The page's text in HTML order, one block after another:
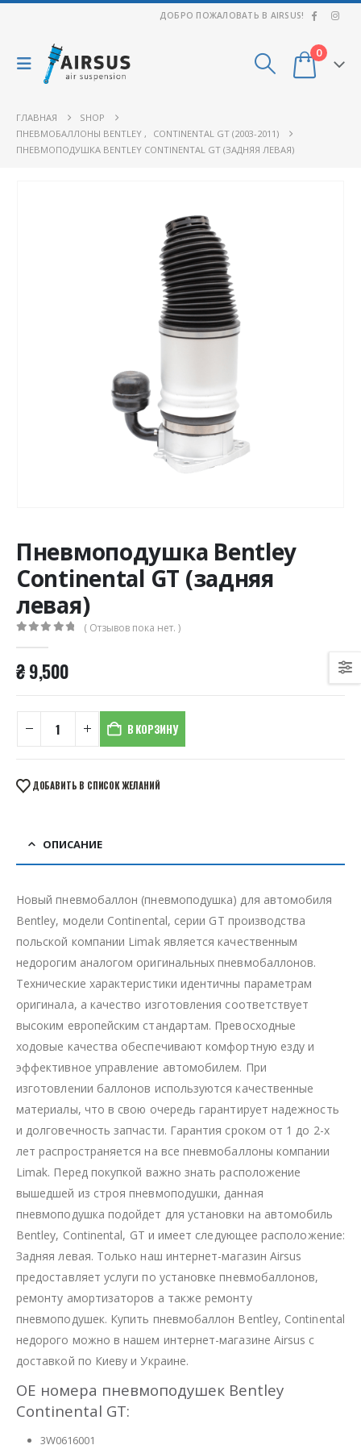
ДОБРО ПОЖАЛОВАТЬ В AIRSUS!
0
ГЛАВНАЯ
SHOP
ПНЕВМОБАЛЛОНЫ BENTLEY ,
CONTINENTAL GT (2003-2011)
ПНЕВМОПОДУШКА BENTLEY CONTINENTAL GT (ЗАДНЯЯ ЛЕВАЯ)
Пневмоподушка Bentley
Continental GT (задняя
левая)
( Отзывов пока нет. )
₴9,500
В КОРЗИНУ
ДОБАВИТЬ В СПИСОК ЖЕЛАНИЙ
ОПИСАНИЕ
Новый пневмобаллон (пневмоподушка) для автомобиля
Bentley, модели Continental, серии GT производства
польской компании Limak является качественным
недорогим аналогом оригинальных пневмобаллонов.
Технические характеристики идентичны параметрам
оригинала, а качество изготовления соответствует
высоким европейским стандартам. Превосходные
ходовые качества обеспечивают комфортную езду и
эффективное управление автомобилем. При
изготовлении баллонов используются качественные
материалы, что в свою очередь гарантирует надежность
и долговечность запчасти. Гарантия сроком от 1 до 2-х
лет распространяется на все пневмобаллоны компании
Limak. Перед покупкой важно знать расположение
вышедшей из строя пневмоподушки, данная
пневмоподушка подойдет для установки на автомобиль
Bentley, Continental, GT и имеет следующее расположение:
Задняя левая. Только наш интернет-магазин Airsus
предоставляет услуги по установке пневмобаллонов,
ремонту амортизаторов а также ремонту
пневмоподушек. Купить пневмобаллон Bentley, Continental
недорого можно в нашем интернет-магазине Airsus с
доставкой по Киеву и Украине.
OE номера пневмоподушек Bentley
Continental GT:
3W0616001